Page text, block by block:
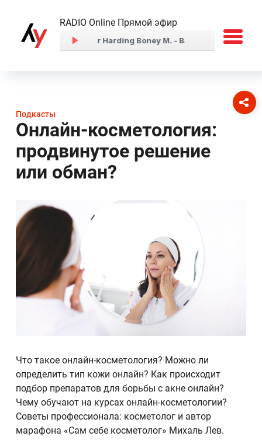
RADIO Online Прямой эфир
Подкасты
Онлайн-косметология:
продвинутое решение
или обман?
Что такое онлайн-косметология? Можно ли
определить тип кожи онлайн? Как происходит
подбор препаратов для борьбы с акне онлайн?
Чему обучают на курсах онлайн-косметологии?
Советы профессионала: косметолог и автор
марафона «Сам себе косметолог» Михаль Лев.